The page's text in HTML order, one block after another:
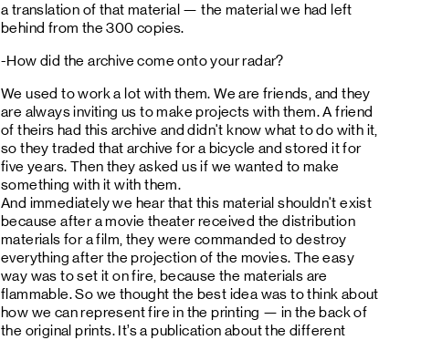
a translation of that material — the material we had left
behind from the 300 copies.
-How did the archive come onto your radar?
We used to work a lot with them. We are friends, and they
are always inviting us to make projects with them. A friend
of theirs had this archive and didn't know what to do with it,
so they traded that archive for a bicycle and stored it for
five years. Then they asked us if we wanted to make
something with it with them.
And immediately we hear that this material shouldn't exist
because after a movie theater received the distribution
materials for a film, they were commanded to destroy
everything after the projection of the movies. The easy
way was to set it on fire, because the materials are
flammable. So we thought the best idea was to think about
how we can represent fire in the printing — in the back of
the original prints. It’s a publication about the different